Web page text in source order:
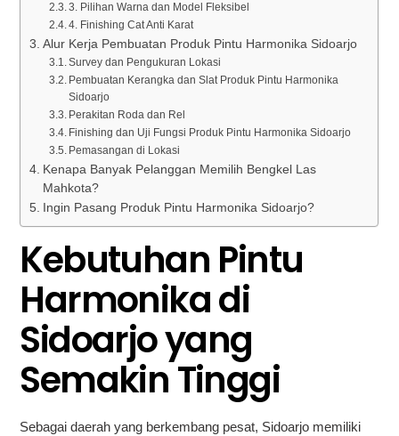
3. Pilihan Warna dan Model Fleksibel
4. Finishing Cat Anti Karat
Alur Kerja Pembuatan Produk Pintu Harmonika Sidoarjo
Survey dan Pengukuran Lokasi
Pembuatan Kerangka dan Slat Produk Pintu Harmonika
Sidoarjo
Perakitan Roda dan Rel
Finishing dan Uji Fungsi Produk Pintu Harmonika Sidoarjo
Pemasangan di Lokasi
Kenapa Banyak Pelanggan Memilih Bengkel Las
Mahkota?
Ingin Pasang Produk Pintu Harmonika Sidoarjo?
Kebutuhan Pintu
Harmonika di
Sidoarjo yang
Semakin Tinggi
Sebagai daerah yang berkembang pesat, Sidoarjo memiliki